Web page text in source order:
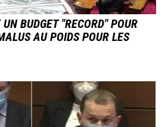
BUDGET "RECORD" POUR
AU POIDS POUR LES